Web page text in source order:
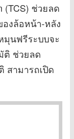
(TCS) ช่วยลด
งล้อหน้า-หลัง
มุนฟรีระบบจะ
ติ ช่วยลด
สามารถเปิด